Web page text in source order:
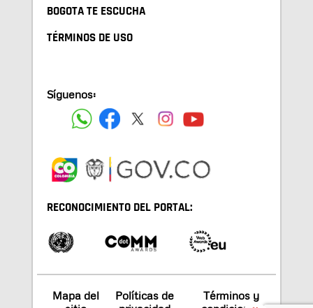
BOGOTA TE ESCUCHA
TÉRMINOS DE USO
Síguenos:
RECONOCIMIENTO DEL PORTAL:
Mapa del
Políticas de
Términos y